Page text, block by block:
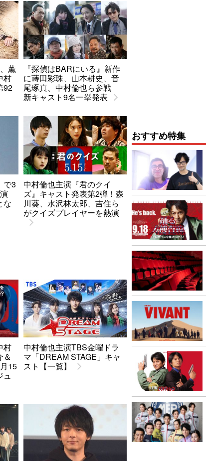
薫
村
92
『探偵はBARにいる』新作
に蒔田彩珠、山本耕史、音
尾琢真、中村倫也ら参戦
新キャスト9名一挙発表
で3
な
中村倫也主演『君のクイ
ズ』キャスト発表第2弾！森
川葵、水沢林太郎、吉住ら
がクイズプレイヤーを熱演
村
＆
15
ュ
中村倫也主演TBS金曜ドラ
マ「DREAM STAGE」キャ
スト【一覧】
おすすめ特集